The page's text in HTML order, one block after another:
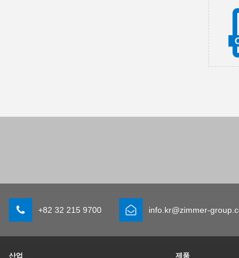
+82 32 215 9700 info.kr@zimmer-
산업 제품